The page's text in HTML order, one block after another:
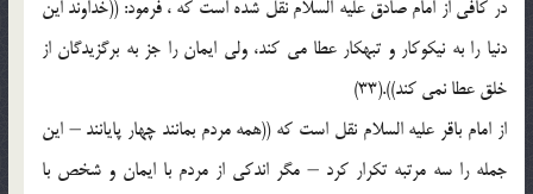
در كافى از امام صادق عليه السلام نقل شده است كه ، فرمود: ((خداوند اين
دنيا را به نيكوكار و تبهكار عطا مى كند، ولى ايمان را جز به برگزيدگان از
خلق عطا نمى كند)).(33)
از امام باقر عليه السلام نقل است كه ((همه مردم بمانند چهار پايانند – اين
جمله را سه مرتبه تكرار كرد – مگر اندكى از مردم با ايمان و شخص با